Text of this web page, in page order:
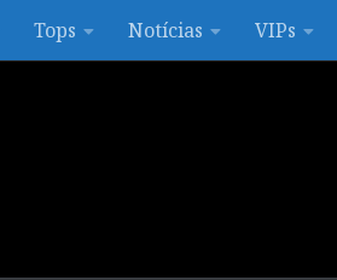
Tops Notícias VIPs